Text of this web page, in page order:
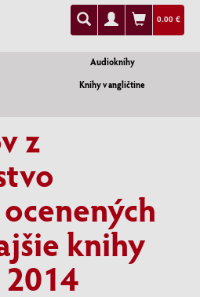
0.00 €
Audioknihy
Knihy v angličtine
z
knihy